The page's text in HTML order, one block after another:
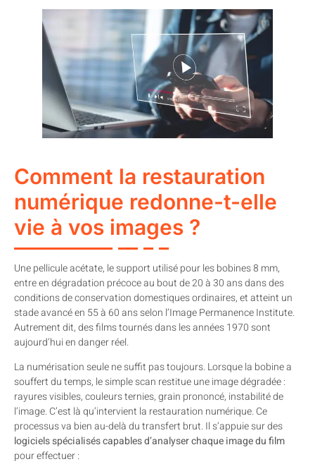
Comment la restauration
numérique redonne-t-elle
vie à vos images ?
Une pellicule acétate, le support utilisé pour les bobines 8 mm,
entre en dégradation précoce au bout de 20 à 30 ans dans des
conditions de conservation domestiques ordinaires, et atteint un
stade avancé en 55 à 60 ans selon l’Image Permanence Institute.
Autrement dit, des films tournés dans les années 1970 sont
aujourd’hui en danger réel.
La numérisation seule ne suffit pas toujours. Lorsque la bobine a
souffert du temps, le simple scan restitue une image dégradée :
rayures visibles, couleurs ternies, grain prononcé, instabilité de
l’image. C’est là qu’intervient la restauration numérique. Ce
processus va bien au-delà du transfert brut. Il s’appuie sur des
logiciels spécialisés capables d’analyser chaque image du film
pour effectuer :